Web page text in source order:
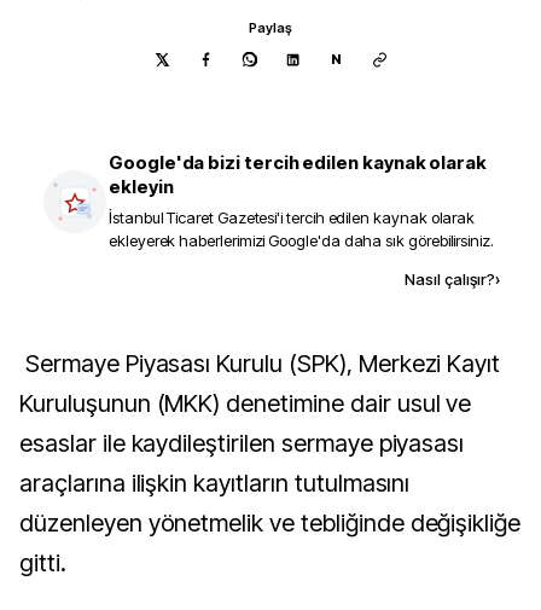
Paylaş
N
Google'da bizi tercih edilen kaynak olarak
ekleyin
İstanbul Ticaret Gazetesi'i tercih edilen kaynak olarak
ekleyerek haberlerimizi Google'da daha sık görebilirsiniz.
Nasıl çalışır?›
Sermaye Piyasası Kurulu (SPK), Merkezi Kayıt
Kuruluşunun (MKK) denetimine dair usul ve
esaslar ile kaydileştirilen sermaye piyasası
araçlarına ilişkin kayıtların tutulmasını
düzenleyen yönetmelik ve tebliğinde değişikliğe
gitti.